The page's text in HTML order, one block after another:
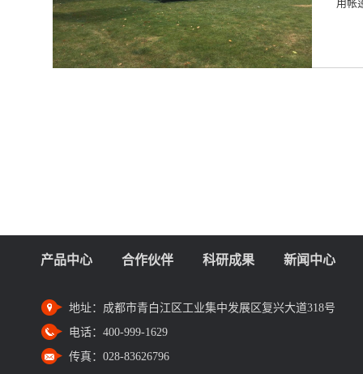
用帐
产品中心 合作伙伴 科研成果 新闻中心
地址： 成都市青白江区工业集中发展区复兴大道318号
电话： 400-999-1629
传真： 028-83626796